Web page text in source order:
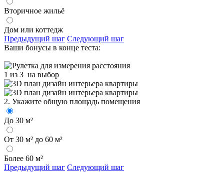
Вторичное жильё
Дом или коттедж
Предыдущий шаг Следующий шаг
Ваши бонусы в конце теста:
1 из 3 на выбор
2. Укажите общую площадь помещения
До 30 м²
От 30 м² до 60 м²
Более 60 м²
Предыдущий шаг Следующий шаг